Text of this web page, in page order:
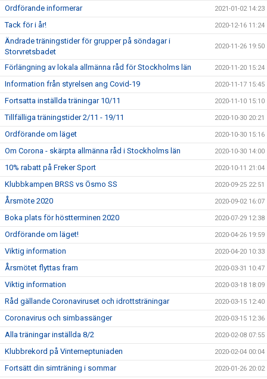
Ordförande informerar 2021-01-02 14:23
Tack för i år! 2020-12-16 11:24
Ändrade träningstider för grupper på söndagar i
Storvretsbadet
2020-11-26 19:50
Förlängning av lokala allmänna råd för Stockholms län 2020-11-20 15:24
Information från styrelsen ang Covid-19 2020-11-17 15:45
Fortsatta inställda träningar 10/11 2020-11-10 15:10
Tillfälliga träningstider 2/11 - 19/11 2020-10-30 20:21
Ordförande om läget 2020-10-30 15:16
Om Corona - skärpta allmänna råd i Stockholms län 2020-10-30 14:00
10% rabatt på Freker Sport 2020-10-11 21:04
Klubbkampen BRSS vs Ösmo SS 2020-09-25 22:51
Årsmöte 2020 2020-09-02 16:07
Boka plats för höstterminen 2020 2020-07-29 12:38
Ordförande om läget! 2020-04-26 19:59
Viktig information 2020-04-20 10:33
Årsmötet flyttas fram 2020-03-31 10:47
Viktig information 2020-03-18 18:09
Råd gällande Coronaviruset och idrottsträningar 2020-03-15 12:40
Coronavirus och simbassänger 2020-03-15 12:36
Alla träningar inställda 8/2 2020-02-08 07:55
Klubbrekord på Vinterneptuniaden 2020-02-04 00:04
Fortsätt din simträning i sommar 2020-01-26 20:02